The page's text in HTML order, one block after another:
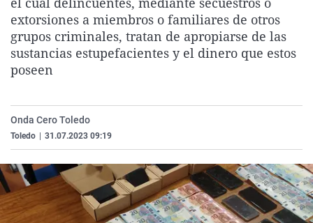
La rosa de los vientos
Gente viajera
Como el perro y el
Caso
Retornados
Equipo de
Extremadura
Galicia
La Rioja
País Vasco
Virales
Televisión
Elecciones
extorsiones a miembros o familiares de otros
grupos criminales, tratan de apropiarse de las
sustancias estupefacientes y el dinero que estos
poseen
Onda Cero Toledo
Toledo 31.07.2023 09:19